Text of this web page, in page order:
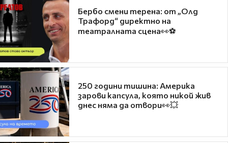
Бербо смени терена: от „Олд
Трафорд“ директно на
театралната сцена👀⚽
250 години тишина: Америка
зарови капсула, която никой жив
днес няма да отвори👀💥